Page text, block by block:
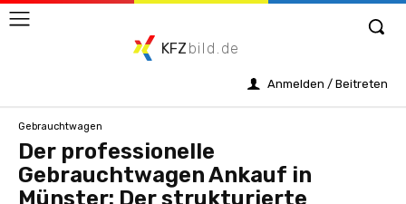
KFZ bild.de
Anmelden / Beitreten
Gebrauchtwagen
Der professionelle
Gebrauchtwagen Ankauf in
Münster: Der strukturierte